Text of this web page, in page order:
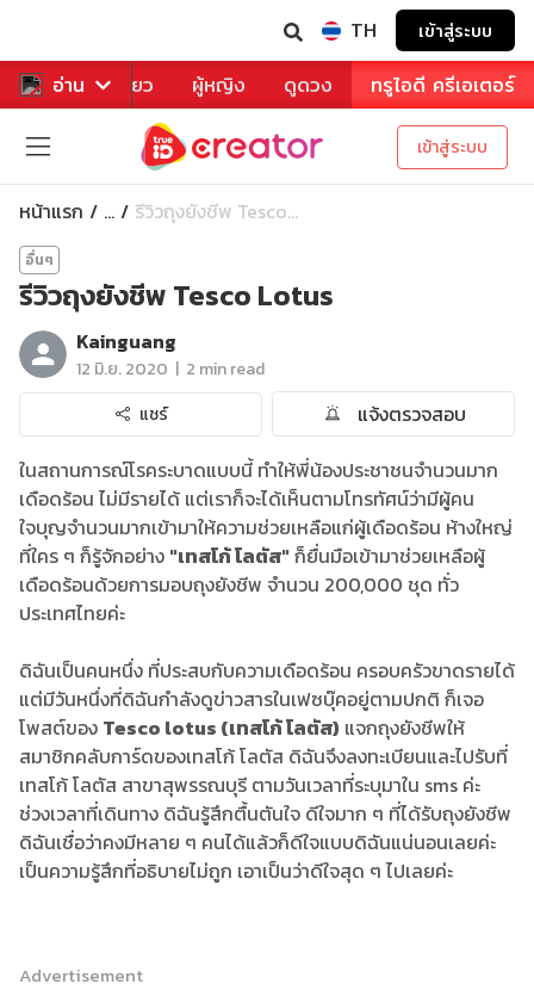
TH เข้าสู่ระบบ
อ่าน
หาร ท่องเที่ยว ผู้หญิง ดูดวง ทรูไอดี ครีเอเตอร์
เข้าสู่ระบบ
หน้าแรก ... รีวิวถุงยังชีพ Tesco...
อื่นๆ
รีวิวถุงยังชีพ Tesco Lotus
Kainguang
12 มิ.ย. 2020 | 2 min read
แชร์
แจ้งตรวจสอบ
ในสถานการณ์โรคระบาดแบบนี้ ทำให้พี่น้องประชาชนจำนวนมาก
เดือดร้อน ไม่มีรายได้ แต่เราก็จะได้เห็นตามโทรทัศน์ว่ามีผู้คน
ใจบุญจำนวนมากเข้ามาให้ความช่วยเหลือแก่ผู้เดือดร้อน ห้างใหญ่
ที่ใคร ๆ ก็รู้จักอย่าง "เทสโก้ โลตัส"ก็ยื่นมือเข้ามาช่วยเหลือผู้
เดือดร้อนด้วยการมอบถุงยังชีพ จำนวน 200,000 ชุด ทั่ว
ประเทศไทยค่ะ
ดิฉันเป็นคนหนึ่ง ที่ประสบกับความเดือดร้อน ครอบครัวขาดรายได้
แต่มีวันหนึ่งที่ดิฉันกำลังดูข่าวสารในเฟซบุ๊คอยู่ตามปกติ ก็เจอ
โพสต์ของ Tesco lotus (เทสโก้ โลตัส) แจกถุงยังชีพให้
สมาชิกคลับการ์ดของเทสโก้ โลตัส ดิฉันจึงลงทะเบียนและไปรับที่
เทสโก้ โลตัส สาขาสุพรรณบุรี ตามวันเวลาที่ระบุมาใน sms ค่ะ
ช่วงเวลาที่เดินทาง ดิฉันรู้สึกตื้นตันใจ ดีใจมาก ๆ ที่ได้รับถุงยังชีพ
ดิฉันเชื่อว่าคงมีหลาย ๆ คนได้แล้วก็ดีใจแบบดิฉันแน่นอนเลยค่ะ
เป็นความรู้สึกที่อธิบายไม่ถูก เอาเป็นว่าดีใจสุด ๆ ไปเลยค่ะ
Advertisement